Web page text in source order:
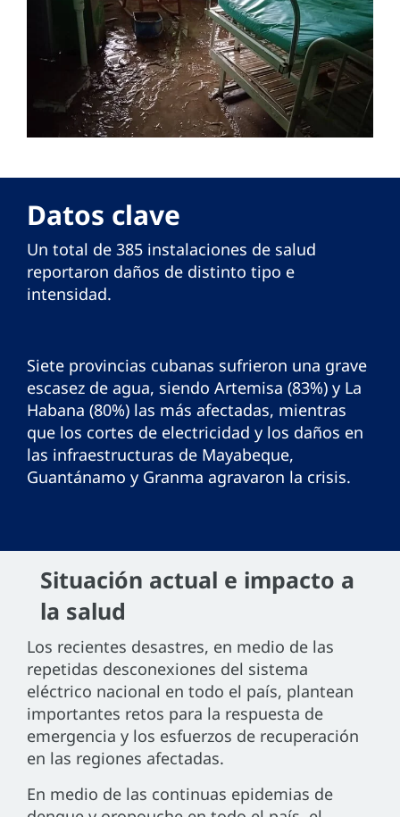
Datos clave
Un total de 385 instalaciones de salud
reportaron daños de distinto tipo e
intensidad.
Siete provincias cubanas sufrieron una grave
escasez de agua, siendo Artemisa (83%) y La
Habana (80%) las más afectadas, mientras
que los cortes de electricidad y los daños en
las infraestructuras de Mayabeque,
Guantánamo y Granma agravaron la crisis.
Situación actual e impacto a
la salud
Los recientes desastres, en medio de las
repetidas desconexiones del sistema
eléctrico nacional en todo el país, plantean
importantes retos para la respuesta de
emergencia y los esfuerzos de recuperación
en las regiones afectadas.
En medio de las continuas epidemias de